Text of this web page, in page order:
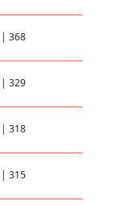
| 368
| 329
| 318
| 315